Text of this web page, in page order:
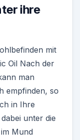
ihre
mit
Oil Nach der
man
empfinden, so
in Ihre
unter die
Mund